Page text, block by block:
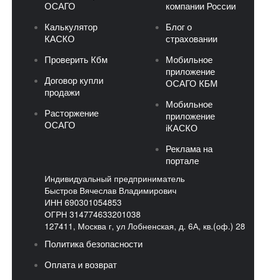
ОСАГО
Калькулятор
КАСКО
Проверить Кбм
Договор купли
продажи
Расторжение
ОСАГО
компании России
Блог о
страховании
Мобильное
приложение
ОСАГО КБМ
Мобильное
приложение
iКАСКО
Реклама на
портале
Индивидуальный предприниматель
Быстров Вячеслав Владимирович
ИНН 690301054853
ОГРН 314774633201038
127411, Москва г, ул Лобненская, д. 6А, кв.(оф.) 28
Политика безопасности
Оплата и возврат